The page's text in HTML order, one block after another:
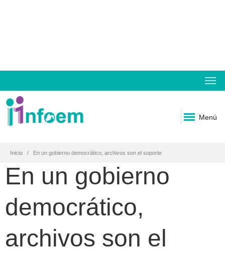
Menú
Inicio En un gobierno democrático, archivos son el soporte
En un gobierno
democrático,
archivos son el